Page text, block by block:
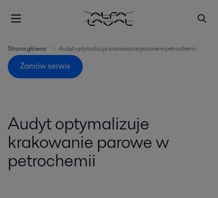
Strona główna Audyt optymalizuje krakowanie parowe w petrochemii
Zamów serwis
Audyt optymalizuje
krakowanie parowe w
petrochemii